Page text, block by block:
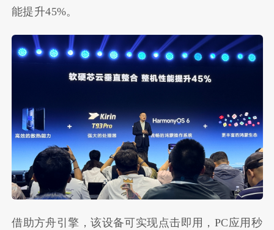
能提升45%。
借助方舟引擎，该设备可实现点击即用，PC应用秒